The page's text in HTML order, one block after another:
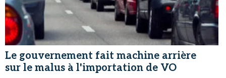
Le gouvernement fait machine arrière
sur le malus à l'importation de VO